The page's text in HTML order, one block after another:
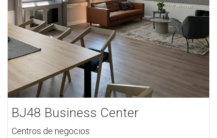
BJ48 Business Center
Centros de negocios